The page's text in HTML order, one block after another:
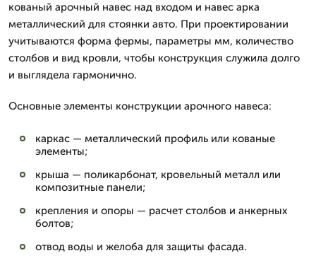
кованый арочный навес над входом и навес арка
металлический для стоянки авто. При проектировании
учитываются форма фермы, параметры мм, количество
столбов и вид кровли, чтобы конструкция служила долго
и выглядела гармонично.
Основные элементы конструкции арочного навеса:
каркас — металлический профиль или кованые
элементы;
крыша — поликарбонат, кровельный металл или
композитные панели;
крепления и опоры — расчет столбов и анкерных
болтов;
отвод воды и желоба для защиты фасада.